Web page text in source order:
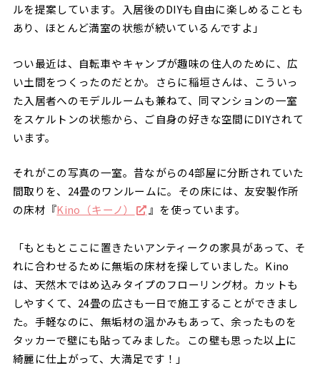
ルを提案しています。入居後のDIYも自由に楽しめることも
あり、ほとんど満室の状態が続いているんですよ」
つい最近は、自転車やキャンプが趣味の住人のために、広
い土間をつくったのだとか。さらに稲垣さんは、こういっ
た入居者へのモデルルームも兼ねて、同マンションの一室
をスケルトンの状態から、ご自身の好きな空間にDIYされて
います。
それがこの写真の一室。昔ながらの4部屋に分断されていた
間取りを、24畳のワンルームに。その床には、友安製作所
の床材『Kino（キーノ） 』を使っています。
「もともとここに置きたいアンティークの家具があって、そ
れに合わせるために無垢の床材を探していました。Kino
は、天然木ではめ込みタイプのフローリング材。カットも
しやすくて、24畳の広さも一日で施工することができまし
た。手軽なのに、無垢材の温かみもあって、余ったものを
タッカーで壁にも貼ってみました。この壁も思った以上に
綺麗に仕上がって、大満足です！」